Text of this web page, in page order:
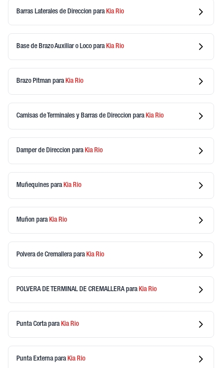
Barras Laterales de Direccion para KiaRio
Base de Brazo Auxiliar o Loco para KiaRio
Brazo Pitman para KiaRio
Camisas de Terminales y Barras de Direccion para KiaRio
Damper de Direccion para KiaRio
Muñequines para KiaRio
Muñon para KiaRio
Polvera de Cremallerapara KiaRio
POLVERA DE TERMINAL DE CREMALLERApara KiaRio
Punta Cortapara KiaRio
Punta Externapara KiaRio